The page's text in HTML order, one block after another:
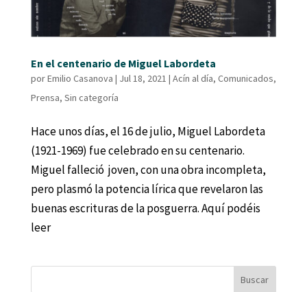
En el centenario de Miguel Labordeta
porEmilio Casanova | Jul 18, 2021 | Acín al día, Comunicados,
Prensa, Sin categoría
Hace unos días, el 16 de julio, Miguel Labordeta
(1921-1969) fue celebrado en su centenario.
Miguel falleció joven, con una obra incompleta,
pero plasmó la potencia lírica que revelaron las
buenas escrituras de la posguerra. Aquí podéis
leer